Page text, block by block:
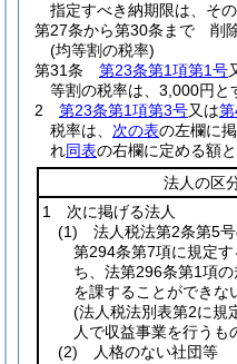
指定すべき納期限は、そ
第27条から第30条まで
削
(均等割の税率)
第31条
第23条第1項第1号
等割の税率は、3,000円と
2
第23条第1項第3号又は
税率は、 次の表の左欄に
れ同表の右欄に定める額と
法人の区
1 次に掲げる法人
(1) 法人税法第2条第5
第294条第7項に規定す
ち、法第296条第1項
を課することができな
(法人税法別表第2に規
人で収益事業を行うも
(2) 人格のない社団等